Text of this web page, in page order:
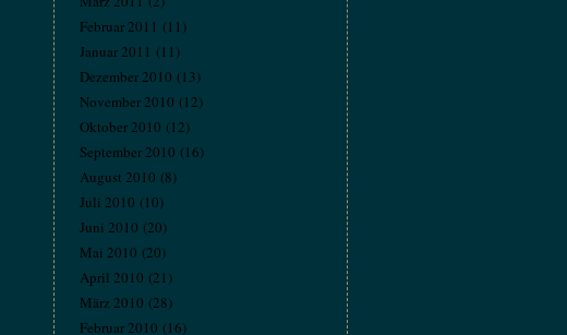
Februar 2011 (11)
Januar 2011 (11)
Dezember 2010 (13)
November 2010 (12)
Oktober 2010 (12)
September 2010 (16)
August 2010 (8)
Juli 2010 (10)
Juni 2010 (20)
Mai 2010 (20)
April 2010 (21)
März 2010 (28)
Februar 2010 (16)